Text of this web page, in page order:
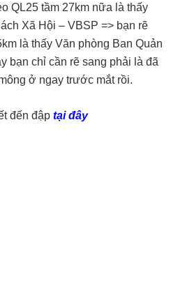
QL25 tầm 27km nữa là thấy
Xã Hội – VBSP => bạn rẽ
là thấy Văn phòng Ban Quản
bạn chỉ cần rẽ sang phải là đã
ở ngay trước mắt rồi.
đến đập tại đây